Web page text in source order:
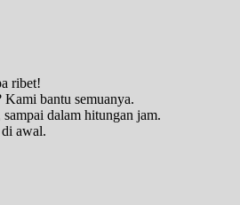
ribet!
bantu semuanya.
dalam hitungan jam.
awal.